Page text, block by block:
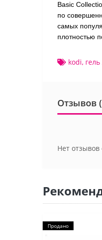
Basic
по
самых
плотностью
kodi,
Отзывов
Нет
Продано